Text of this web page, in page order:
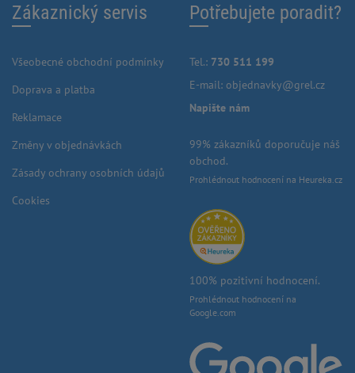
Zákaznický servis
Všeobecné obchodní podmínky
Doprava a platba
Reklamace
Změny v objednávkách
Zásady ochrany osobních údajů
Cookies
Potřebujete poradit?
Tel.: 730 511 199
E-mail: objednavky@grel.cz
Napište nám
99% zákazníků doporučuje náš
obchod.
Prohlédnout hodnocení na Heureka.cz
100% pozitivní hodnocení.
Prohlédnout hodnocení na
Google.com